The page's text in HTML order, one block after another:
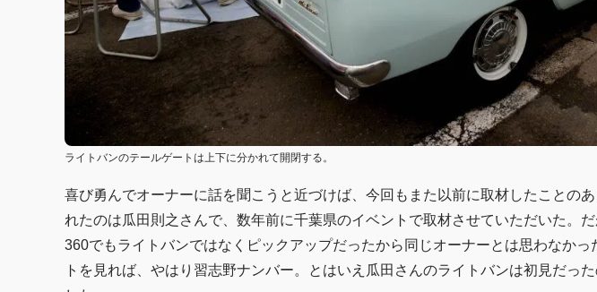
ライトバンのテールゲートは上下に分かれて開閉する。
喜び勇んでオーナーに話を聞こうと近づけば、今回もまた以前に取材したことの
れたのは瓜田則之さんで、数年前に千葉県のイベントで取材させていただいた。
360でもライトバンではなくピックアップだったから同じオーナーとは思わなか
トを見れば、やはり習志野ナンバー。とはいえ瓜田さんのライトバンは初見だっ